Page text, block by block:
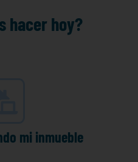
hacer hoy?
mi inmueble